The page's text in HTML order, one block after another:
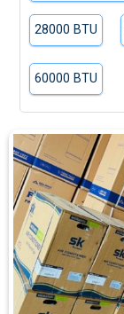
28000 BTU
60000 BTU